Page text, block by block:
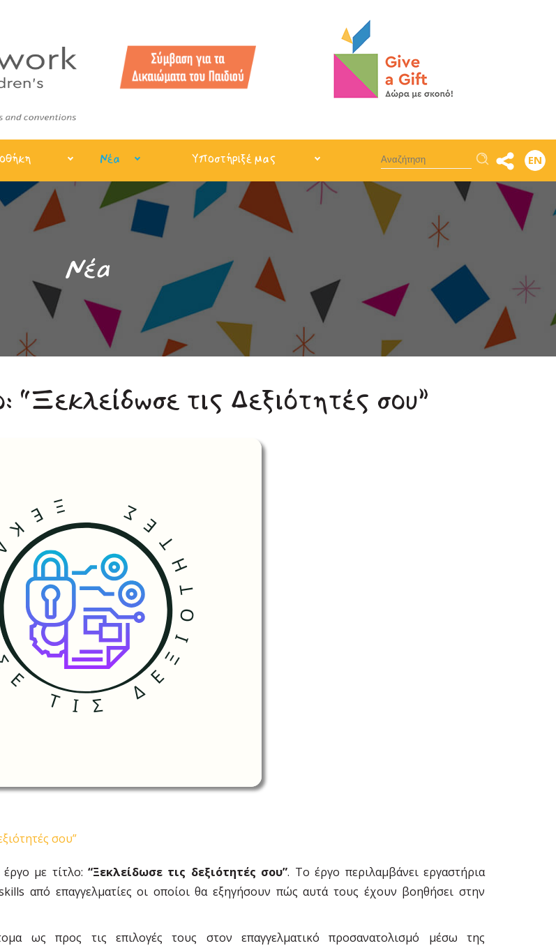
Νέα Υποστήριξέ μας Αναζήτηση EN
Νέα
τις Δεξιότητές σου”
σου”
έργο με τίτλο:“Ξεκλείδωσε τις δεξιότητές σου”. Το έργο περιλαμβάνει εργαστήρια
από επαγγελματίες οι οποίοι θα εξηγήσουν πώς αυτά τους έχουν βοηθήσει στην
ως προς τις επιλογές τους στον επαγγελματικό προσανατολισμό μέσω της